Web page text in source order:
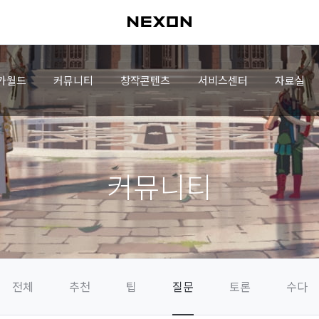
월드 커뮤니티 창작콘텐츠 서비스센터 자료실
커뮤니티
전체 추천 팁 질문 토론 수다